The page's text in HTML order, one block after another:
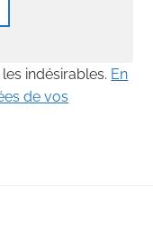
indésirables. En
de vos